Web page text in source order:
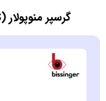
گرسپر منوپولار (Monopolar Hook for MIS)